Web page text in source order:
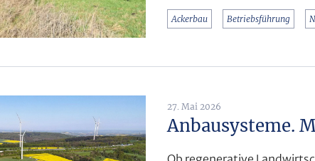
Ackerbau Betriebsführung
27. Mai 2026
Anbausysteme.